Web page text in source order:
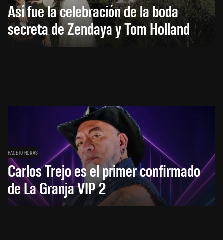
Así fue la celebración de la boda
secreta de Zendaya y Tom Holland
HACE 10 HORAS
Carlos Trejo es el primer confirmado
de La Granja VIP 2